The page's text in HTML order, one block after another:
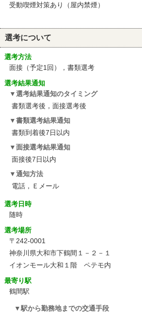
受動喫煙対策あり（屋内禁煙）
選考について
選考方法
面接（予定1回），書類選考
選考結果通知
選考結果通知のタイミング
書類選考後，面接選考後
書類選考結果通知
書類到着後7日以内
面接選考結果通知
面接後7日以内
通知方法
電話，Ｅメール
選考日時
随時
選考場所
〒242-0001
神奈川県大和市下鶴間１－２－１
イオンモール大和１階 ペテモ内
最寄り駅
鶴間駅
駅から勤務地までの交通手段